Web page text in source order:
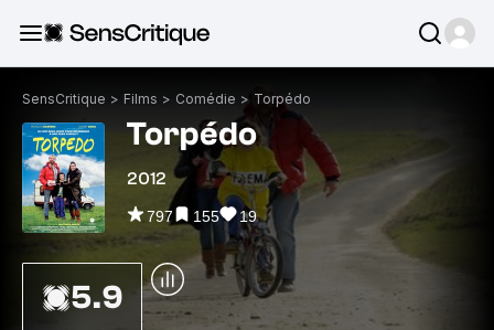
SensCritique > Films > Comédie > Torpédo
Torpédo
2012
797 155 19
5.9